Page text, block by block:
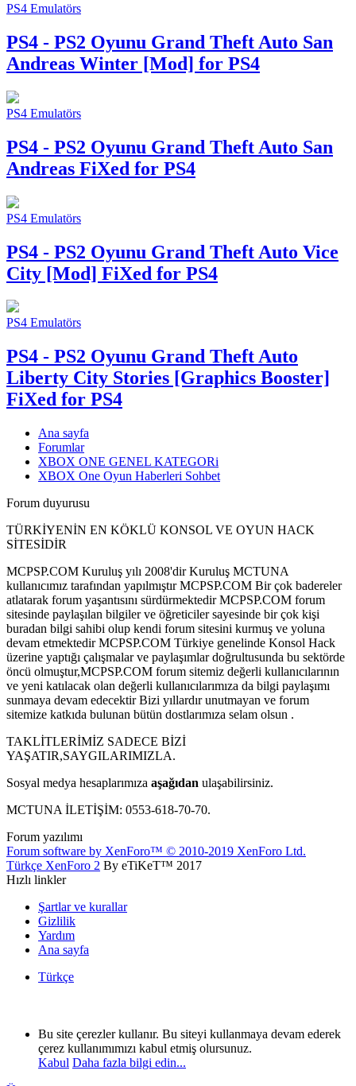
PS4 Emulatörs
PS4 - PS2 Oyunu Grand Theft Auto San
Andreas Winter [Mod] for PS4
PS4 Emulatörs
PS4 - PS2 Oyunu Grand Theft Auto San
Andreas FiXed for PS4
PS4 Emulatörs
PS4 - PS2 Oyunu Grand Theft Auto Vice
City [Mod] FiXed for PS4
PS4 Emulatörs
PS4 - PS2 Oyunu Grand Theft Auto
Liberty City Stories [Graphics Booster]
FiXed for PS4
Ana sayfa
Forumlar
XBOX ONE GENEL KATEGORi
XBOX One Oyun Haberleri Sohbet
Forum duyurusu
TÜRKİYENİN EN KÖKLÜ KONSOL VE OYUN HACK
SİTESİDİR
MCPSP.COM Kuruluş yılı 2008'dir Kuruluş MCTUNA
kullanıcımız tarafından yapılmıştır MCPSP.COM Bir çok badereler
atlatarak forum yaşantısını sürdürmektedir MCPSP.COM forum
sitesinde paylaşılan bilgiler ve öğreticiler sayesinde bir çok kişi
buradan bilgi sahibi olup kendi forum sitesini kurmuş ve yoluna
devam etmektedir MCPSP.COM Türkiye genelinde Konsol Hack
üzerine yaptığı çalışmalar ve paylaşımlar doğrultusunda bu sektörde
öncü olmuştur,MCPSP.COM forum sitemiz değerli kullanıcılarının
ve yeni katılacak olan değerli kullanıcılarımıza da bilgi paylaşımı
sunmaya devam edecektir Bizi yıllardır unutmayan ve forum
sitemize katkıda bulunan bütün dostlarımıza selam olsun .
TAKLİTLERİMİZ SADECE BİZİ
YAŞATIR,SAYGILARIMIZLA.
Sosyal medya hesaplarımıza aşağıdan ulaşabilirsiniz.
MCTUNA İLETİŞİM: 0553-618-70-70.
Forum yazılımı
Forum software by XenForo™ © 2010-2019 XenForo Ltd.
Türkçe XenForo 2 By eTiKeT™ 2017
Hızlı linkler
Şartlar ve kurallar
Gizlilik
Yardım
Ana sayfa
Türkçe
Bu site çerezler kullanır. Bu siteyi kullanmaya devam ederek
çerez kullanımımızı kabul etmiş olursunuz.
Kabul Daha fazla bilgi edin...